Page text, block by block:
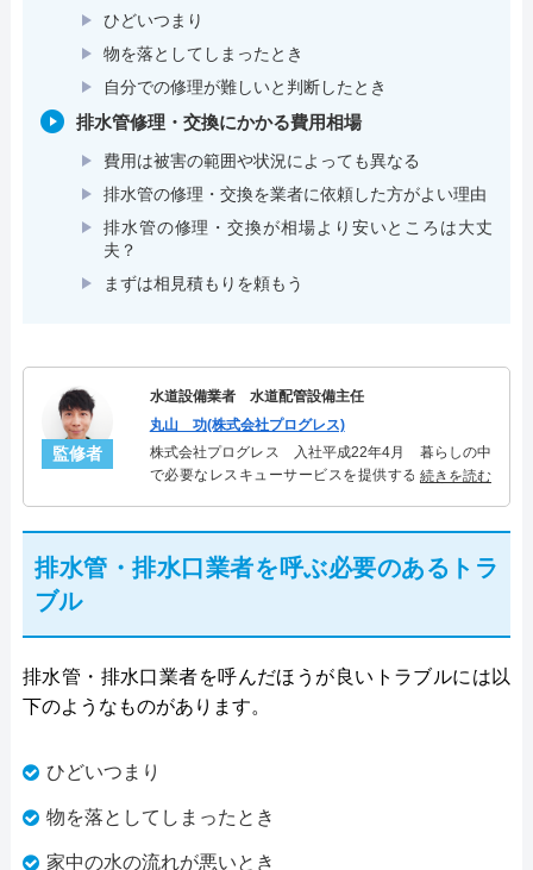
ひどいつまり
物を落としてしまったとき
自分での修理が難しいと判断したとき
排水管修理・交換にかかる費用相場
費用は被害の範囲や状況によっても異なる
排水管の修理・交換を業者に依頼した方がよい理由
排水管の修理・交換が相場より安いところは大丈
夫？
まずは相見積もりを頼もう
監修者
水道設備業者 水道配管設備主任
丸山 功(株式会社プログレス)
株式会社プログレス 入社平成22年4月 暮らしの中
で必要なレスキューサービスを提供する株式会社プ
シャリスト。
続きを読む
排水管・排水口業者を呼ぶ必要のあるトラ
ブル
排水管・排水口業者を呼んだほうが良いトラブルには以
下のようなものがあります。
ひどいつまり
物を落としてしまったとき
家中の水の流れが悪いとき